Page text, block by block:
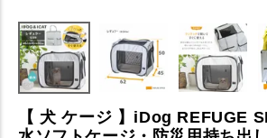
【 犬 ケージ 】iDog REFUGE